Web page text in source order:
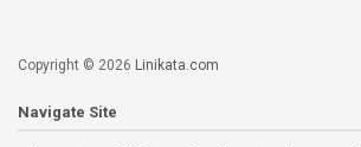
Copyright © 2026 Linikata.com
Navigate Site